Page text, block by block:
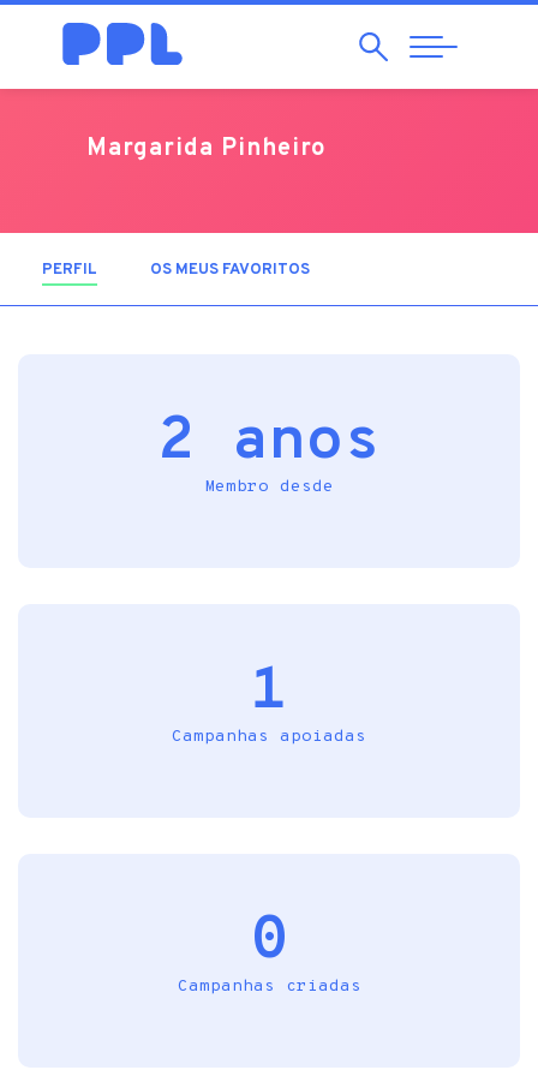
Pesquisar
Abrir
Navegação
Margarida Pinheiro
PERFIL (SEPARADOR ATIVO)
OS MEUS FAVORITOS
2 anos
Membro desde
1
Campanhas apoiadas
0
Campanhas criadas